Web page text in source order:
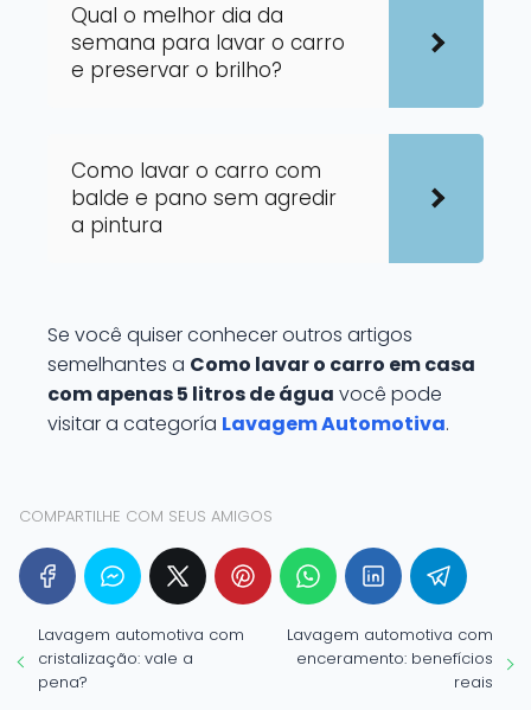
Qual o melhor dia da
semana para lavar o carro
e preservar o brilho?
Como lavar o carro com
balde e pano sem agredir
a pintura
Se você quiser conhecer outros artigos
semelhantes a Como lavar o carro em casa
com apenas 5 litros de água você pode
visitar a categoría Lavagem Automotiva.
COMPARTILHE COM SEUS AMIGOS
Lavagem automotiva com
cristalização: vale a
pena?
Lavagem automotiva com
enceramento: benefícios
reais